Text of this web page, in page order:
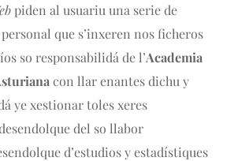
piden al usuariu una serie de
que s’inxeren nos ficheros
so responsabilidá de l’Academia
con llar enantes dichu y
ye xestionar toles xeres
del so llabor
d’estudios y estadístiques